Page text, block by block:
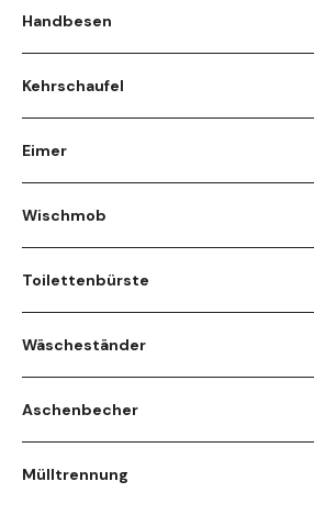
Handbesen
Kehrschaufel
Eimer
Wischmob
Toilettenbürste
Wäscheständer
Aschenbecher
Mülltrennung